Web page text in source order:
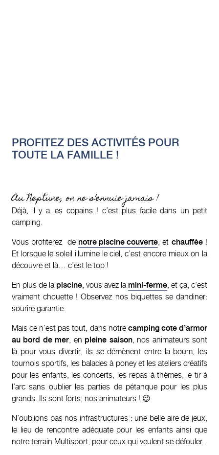
PROFITEZ DES ACTIVITÉS POUR
TOUTE LA FAMILLE !
Au Neptune, on ne s’ennuie jamais !
Déjà, il y a les copains ! c’est plus facile dans un petit
camping.
Vous profiterez de notre piscine couverte, et chauffée!
Et lorsque le soleil illumine le ciel, c’est encore mieux on la
découvre et là… c’est le top !
En plus de la piscine, vous avez la mini-ferme, et ça, c’est
vraiment chouette ! Observez nos biquettes se dandiner:
sourire garantie.
Mais ce n’est pas tout, dans notre camping cote d’armor
au bord de mer, en pleine saison, nos animateurs sont
là pour vous divertir, ils se démènent entre la boum, les
tournois sportifs, les balades à poney et les ateliers créatifs
pour les enfants, les concerts, les repas à thèmes, le tir à
l’arc sans oublier les parties de pétanque pour les plus
grands. Ils sont forts, nos animateurs ! 😉
N’oublions pas nos infrastructures : une belle aire de jeux,
le lieu de rencontre adéquate pour les enfants ainsi que
notre terrain Multisport, pour ceux qui veulent se défouler.